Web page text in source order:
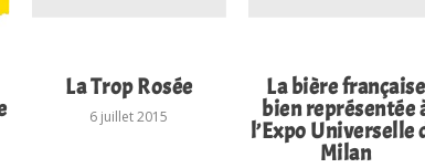
La Trop Rosée
6 juillet 2015
La bière française
bien représentée
l’Expo Universelle
Milan